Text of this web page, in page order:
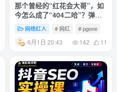
那个曾经的“红花会大哥”，如
今怎么成了“404二哈”？弹壳
的嘻哈江湖沉浮录
网络红人 # 网红 # pgone
6月1日 20:43 142 11